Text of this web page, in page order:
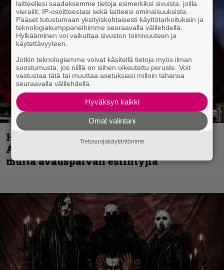
Hellsinki Metal Festival kuvina, osa 1 –
Accept, Carcass, Black Label Society ja
muita avauspäivän esiintyjiä
laitteellesi saadaksemme tietoja esimerkiksi sivuista, joilla
vierailit, IP-osoitteestasi sekä laitteesi ominaisuuksista.
Pääset tutustumaan yksityiskohtaisesti käyttötarkoituksiin ja
teknologiakumppaneihimme seuraavalla välilehdellä.
Hylkääminen voi vaikuttaa sivuston toimivuuteen ja
käytettävyyteen.
Jotkin teknologiamme voivat käsitellä tietoja myös ilman
suostumusta, jos niillä on siihen oikeutettu peruste. Voit
vastustaa tätä tai muuttaa asetuksiasi milloin tahansa
seuraavalla välilehdellä.
Hyväksyn kaikki
Omat valintani
Tietosuojakäytäntömme